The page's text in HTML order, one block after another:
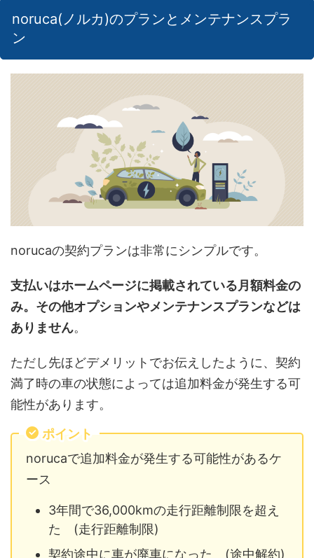
noruca(ノルカ)のプランとメンテナンスプラ
ン
norucaの契約プランは非常にシンプルです。
支払いはホームページに掲載されている月額料金の
み。その他オプションやメンテナンスプランなどは
ありません。
ただし先ほどデメリットでお伝えしたように、契約
満了時の車の状態によっては追加料金が発生する可
能性があります。
ポイント
norucaで追加料金が発生する可能性があるケ
ース
3年間で36,000kmの走行距離制限を超え
た (走行距離制限)
契約途中に車が廃車になった (途中解約)